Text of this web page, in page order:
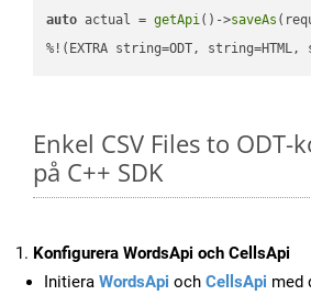
auto actual = getApi()->saveAs
%!(EXTRA string=ODT, string=HTML,
Enkel CSV Files to
på C++ SDK
Konfigurera WordsApi och CellsApi
Initiera WordsApi och CellsApi med